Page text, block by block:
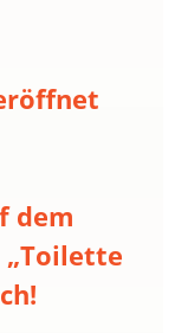
dem
„Toilette